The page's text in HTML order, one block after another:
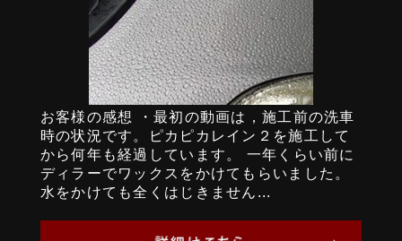
お客様の感想 ・最初の動画は，施工前の洗車
時の状況です。ピカピカレイン２を施工して
から何年も経過しています。 一年くらい前に
ディラーでワックスをかけてもらいました。
水をかけても全くはじきません...